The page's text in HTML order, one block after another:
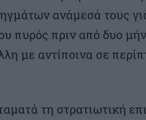
ανάμεσά τους
πυρός πριν από δυο
με αντίποινα σε
τη στρατιωτική